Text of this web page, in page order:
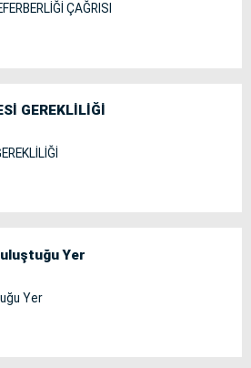
ÇAĞRISI
GEREKLİLİĞİ
Yer
Yer